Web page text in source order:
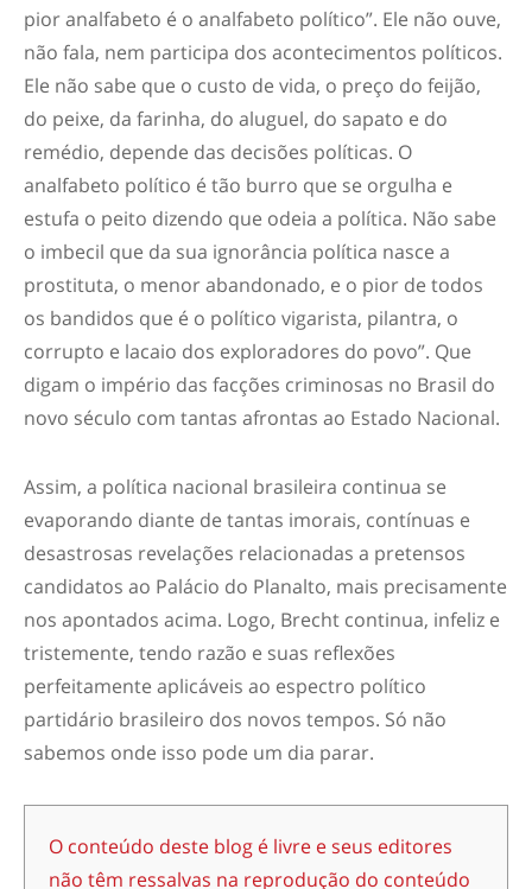
pior analfabeto é o analfabeto político”. Ele não ouve,
não fala, nem participa dos acontecimentos políticos.
Ele não sabe que o custo de vida, o preço do feijão,
do peixe, da farinha, do aluguel, do sapato e do
remédio, depende das decisões políticas. O
analfabeto político é tão burro que se orgulha e
estufa o peito dizendo que odeia a política. Não sabe
o imbecil que da sua ignorância política nasce a
prostituta, o menor abandonado, e o pior de todos
os bandidos que é o político vigarista, pilantra, o
corrupto e lacaio dos exploradores do povo”. Que
digam o império das facções criminosas no Brasil do
novo século com tantas afrontas ao Estado Nacional.
Assim, a política nacional brasileira continua se
evaporando diante de tantas imorais, contínuas e
desastrosas revelações relacionadas a pretensos
candidatos ao Palácio do Planalto, mais precisamente
nos apontados acima. Logo, Brecht continua, infeliz e
tristemente, tendo razão e suas reflexões
perfeitamente aplicáveis ao espectro político
partidário brasileiro dos novos tempos. Só não
sabemos onde isso pode um dia parar.
O conteúdo deste blog é livre e seus editores
não têm ressalvas na reprodução do conteúdo